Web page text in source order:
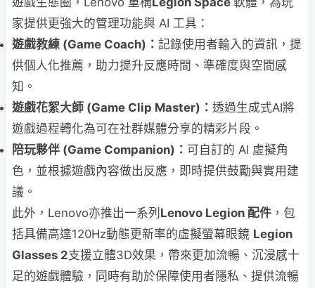
家提供更強大的管理功能與 AI 工具：
遊戲教練 (Game Coach)： 記錄使用者輸入的資訊，提
供個人化推薦，助力提升反應時間、準確度與空間感
知。
遊戲花絮大師 (Game Clip Master)： 透過生成式AI將
遊戲過程轉化為可在社群媒體分享的精彩片段。
陪玩夥伴 (Game Companion)： 可自訂的 AI 虛擬角
色，並根據遊戲內容做出反應，即時提供鼓勵與實用建
議。
此外，Lenovo亦推出一系列 Lenovo Legion 配件 ，包
括具備高達120Hz動態更新率的虛擬螢幕眼鏡 Legion
Glasses 2支援立體3D效果，帶來更加流暢、沉浸感十
足的遊戲體驗，同時有助於保障使用者隱私、提供流暢